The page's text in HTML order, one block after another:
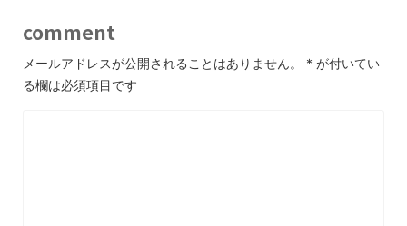
comment
メールアドレスが公開されることはありません。 * が付いてい
る欄は必須項目です